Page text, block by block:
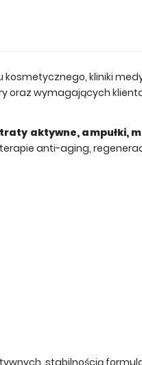
kliniki
oraz wymagających
aktywne, ampułki,
anti-aging,